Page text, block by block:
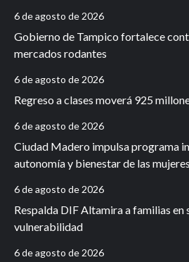
6 de agosto de 2026
Gobierno de Tampico fortalece
mercados rodantes
6 de agosto de 2026
Regreso a clases moverá 925
6 de agosto de 2026
Ciudad Madero impulsa programa
autonomía y bienestar de las mujeres
6 de agosto de 2026
Respalda DIF Altamira a familias en
vulnerabilidad
6 de agosto de 2026